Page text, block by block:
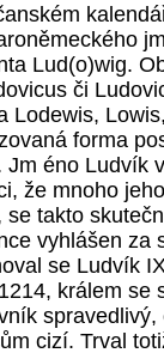
Lud(o)wig.
či
Lodewis,
forma
Jm éno Ludvík
že mnoho
se takto
vyhlášen za
se Ludvík
králem se
cizí. Trval